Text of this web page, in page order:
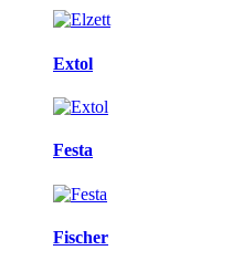
Extol
Festa
Fischer